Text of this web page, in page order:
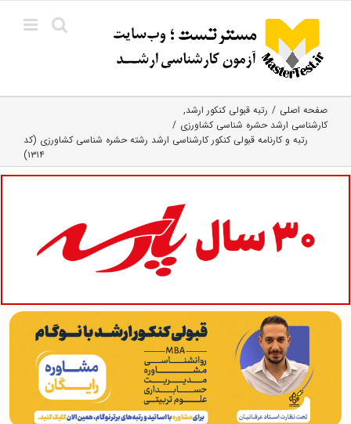
content
صفحه اصلی
رتبه قبولی کنکور ارشد
کارشناسی ارشد حشره‌ شناسی کشاورزی
رتبه و کارنامه قبولی کنکور کارشناسی ارشد رشته حشره شناسی کشاورزی (کد
۱۳۱۴)